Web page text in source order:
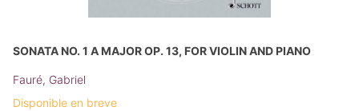
SONATA NO. 1 A MAJOR OP. 13, FOR VIOLIN AND PIANO
Fauré, Gabriel
Disponible en breve